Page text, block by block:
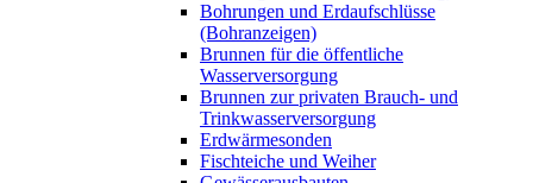
Bohrungen und Erdaufschlüsse
(Bohranzeigen)
Brunnen für die öffentliche
Wasserversorgung
Brunnen zur privaten Brauch- und
Trinkwasserversorgung
Erdwärmesonden
Fischteiche und Weiher